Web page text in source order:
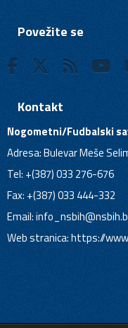
Povežite se
Kontakt
Nogometni/Fudbalski
Adresa: Bulevar Meše
Tel: +(387) 033 276-676
Fax: +(387) 033 444-332
Email:
Web stranica: https://